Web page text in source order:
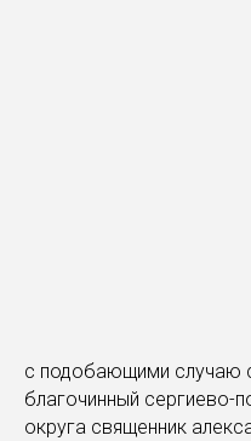
с подобающими случаю
благочинный сергиево-
округа священник